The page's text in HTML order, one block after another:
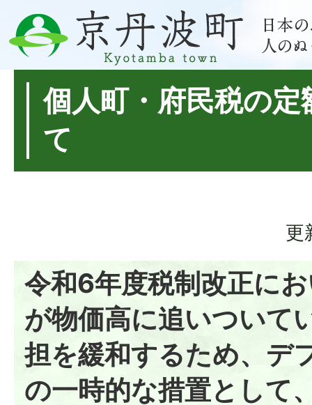
個人町・府民税の
て
更
令和6年度税制改正に
が物価高に追いついて
担を緩和するため、デ
の一時的な措置として